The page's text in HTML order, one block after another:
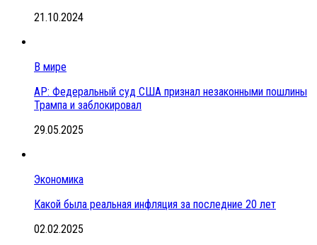
21.10.2024
В мире
АР: Федеральный суд США признал незаконными пошлины
Трампа и заблокировал
29.05.2025
Экономика
Какой была реальная инфляция за последние 20 лет
02.02.2025